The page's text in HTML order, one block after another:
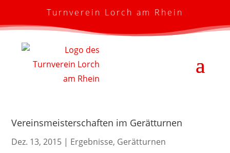
Turnverein Lorch am Rhein
Vereinsmeisterschaften im Gerätturnen
Dez. 13, 2015 | Ergebnisse, Gerätturnen